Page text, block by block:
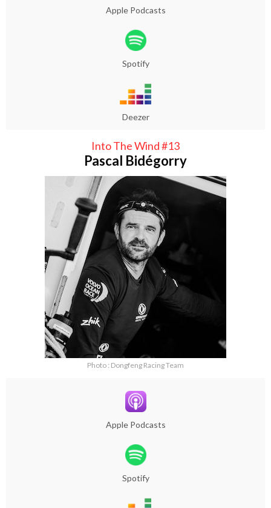
Apple Podcasts
Spotify
Deezer
Into The Wind #13
Pascal Bidégorry
Photo : Dongfeng Racing Team
Apple Podcasts
Spotify